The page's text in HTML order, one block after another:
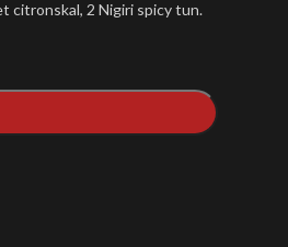
citronskal, 2 Nigiri spicy tun.